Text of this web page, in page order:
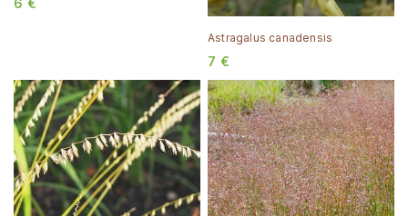
6 €
Astragalus canadensis
7 €